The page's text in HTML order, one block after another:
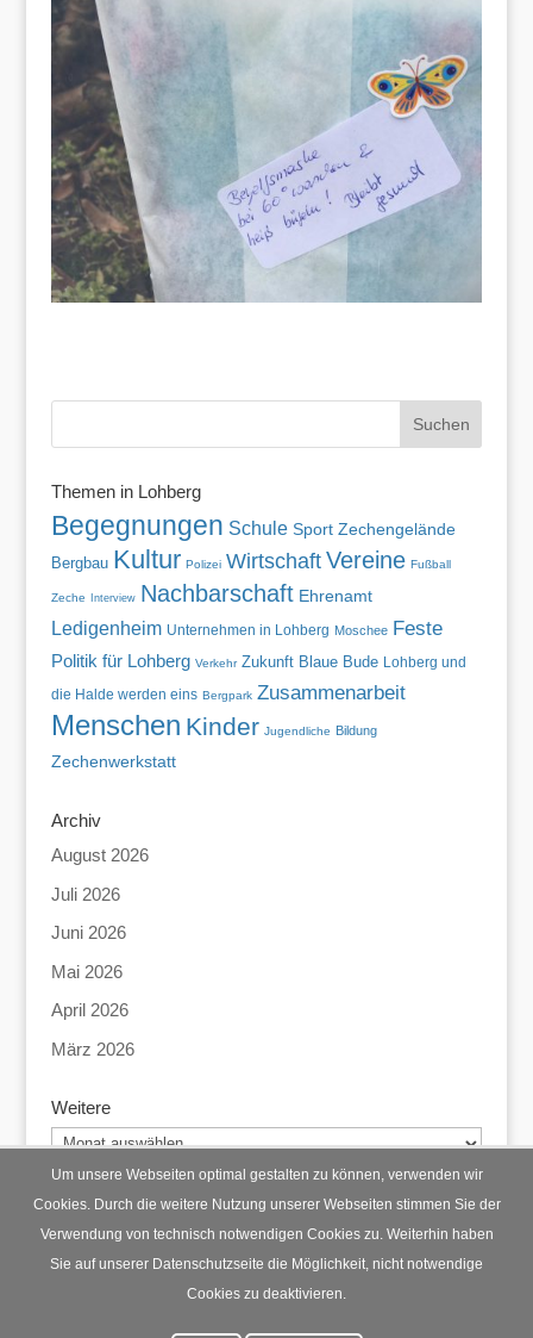
Themen in Lohberg
Begegnungen Schule Sport Zechengelände
Bergbau Kultur Polizei Wirtschaft Vereine Fußball
Zeche Interview Nachbarschaft Ehrenamt
Ledigenheim Unternehmen in Lohberg Moschee Feste
Politik für Lohberg Verkehr Zukunft Blaue Bude Lohberg und
die Halde werden eins Bergpark Zusammenarbeit
Menschen Kinder Jugendliche Bildung
Zechenwerkstatt
Archiv
August 2026
Juli 2026
Juni 2026
Mai 2026
April 2026
März 2026
Weitere
Weitere
Startseite Datenschutz Impressum
Um unsere Webseiten optimal gestalten zu können, verwenden wir
Cookies. Durch die weitere Nutzung unserer Webseiten stimmen Sie der
Verwendung von technisch notwendigen Cookies zu. Weiterhin haben
Sie auf unserer Datenschutzseite die Möglichkeit, nicht notwendige
Cookies zu deaktivieren.